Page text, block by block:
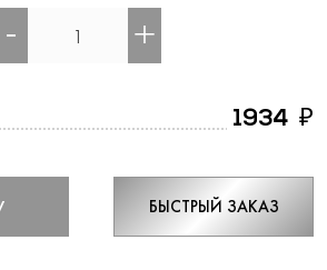
- +
1934 ₽
БЫСТРЫЙ ЗАКАЗ